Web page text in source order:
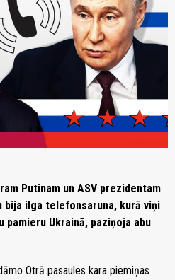
Putinam un ASV prezidentam
bija ilga telefonsaruna, kurā viņi
pamieru Ukrainā, paziņoja abu
Otrā pasaules kara piemiņas